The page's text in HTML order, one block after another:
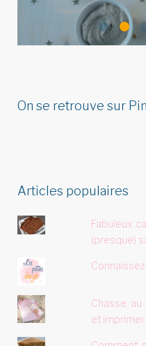
LIRE
On se retrouve sur
Articles populaires
Fabuleux
(presque)
Chasse
et imprimer